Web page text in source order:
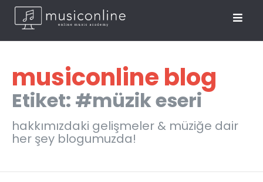
musiconline blog
Etiket: #müzik eseri
hakkımızdaki gelişmeler & müziğe dair
her şey blogumuzda!